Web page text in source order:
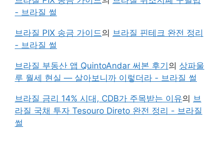
- 브라질 썰
브라질 PIX 송금 가이드의 브라질 핀테크 완전 정리
- 브라질 썰
브라질 부동산 앱 QuintoAndar 써본 후기의 상파울
루 월세 현실 — 살아보니까 이렇더라 - 브라질 썰
브라질 금리 14% 시대, CDB가 주목받는 이유의 브
라질 국채 투자 Tesouro Direto 완전 정리 - 브라질
썰